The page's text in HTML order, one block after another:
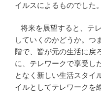
イルスによるものでした。
将来を展望すると、テ
していくのかどうか。つ
階で、皆が元の生活に戻
に、テレワークで享受し
となく新しい生活スタイ
イルとしてテレワークを